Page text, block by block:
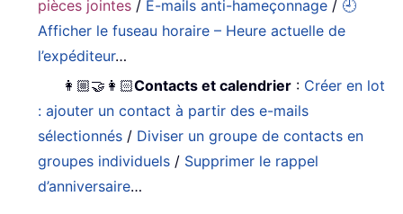
pièces jointes / E-mails anti-hameçonnage / 🕘
Afficher le fuseau horaire – Heure actuelle de
l’expéditeur…
👩🏼‍🤝‍👩🏻Contacts et calendrier : Créer en lot
: ajouter un contact à partir des e-mails
sélectionnés / Diviser un groupe de contacts en
groupes individuels / Supprimer le rappel
d’anniversaire…